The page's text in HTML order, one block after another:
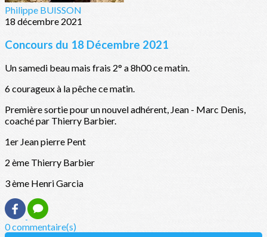
Philippe BUISSON
18 décembre 2021
Concours du 18 Décembre 2021
Un samedi beau mais frais 2° a 8h00 ce matin.
6 courageux à la pêche ce matin.
Première sortie pour un nouvel adhérent, Jean - Marc Denis,
coaché par Thierry Barbier.
1er Jean pierre Pent
2 ème Thierry Barbier
3 ème Henri Garcia
0 commentaire(s)